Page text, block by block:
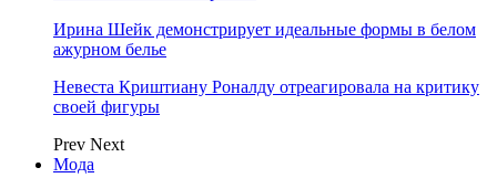
Ирина Шейк демонстрирует идеальные формы в белом
ажурном белье
Невеста Криштиану Роналду отреагировала на критику
своей фигуры
Prev Next
Мода